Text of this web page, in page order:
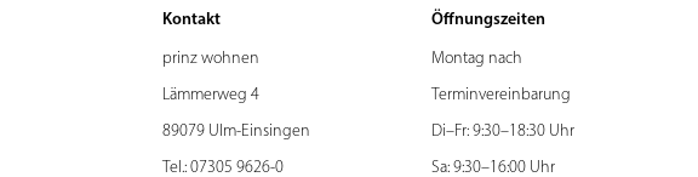
Kontakt
prinz wohnen
Lämmerweg 4
89079 Ulm-Einsingen
Tel.:07305 9626-0
Öffnungszeiten
Montag nach
Terminvereinbarung
Di–Fr: 9:30–18:30 Uhr
Sa: 9:30–16:00 Uhr